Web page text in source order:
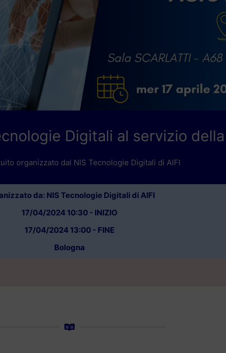
Digitali al servizio
organizzato dal NIS Tecnologie Digitali di AIFI
da: NIS Tecnologie Digitali di AIFI
17/04/2024 10:30 - INIZIO
17/04/2024 13:00 - FINE
Bologna